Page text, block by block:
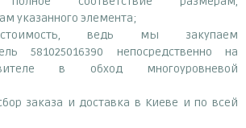
указанного элемента;
стоимость, ведь мы закупаем
581025016390 непосредственно на
в обход многоуровневой
заказа и доставка в Киеве и по всей